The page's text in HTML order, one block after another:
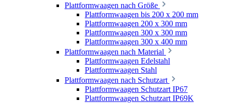
Plattformwaagen nach Größe
Plattformwaagen bis 200 x 200 mm
Plattformwaagen 200 x 300 mm
Plattformwaagen 300 x 300 mm
Plattformwaagen 300 x 400 mm
Plattformwaagen nach Material
Plattformwaagen Edelstahl
Plattformwaagen Stahl
Plattformwaagen nach Schutzart
Plattformwaagen Schutzart IP67
Plattformwaagen Schutzart IP69K